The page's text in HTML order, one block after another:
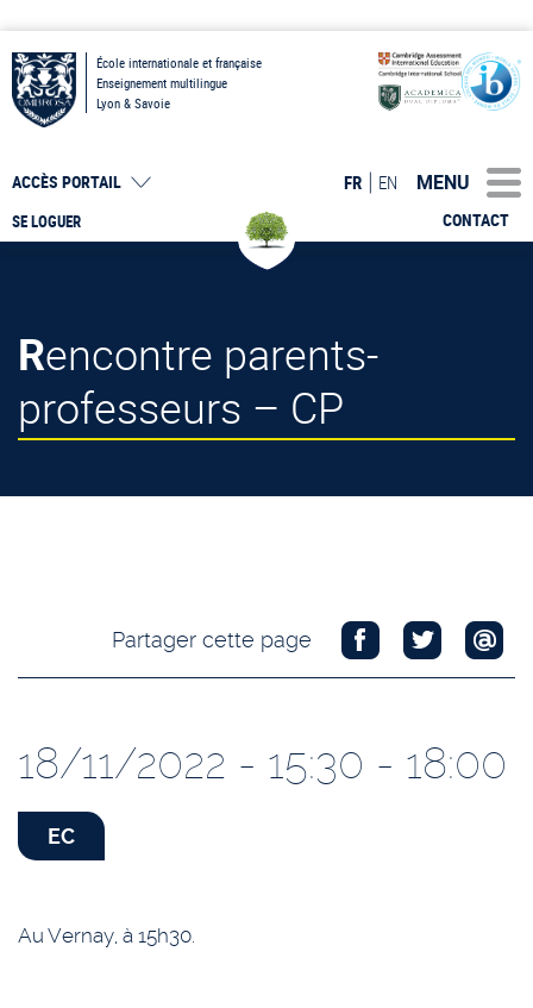
École internationale et française
Enseignement multilingue
Lyon & Savoie
SE LOGUER
ACCÈS PORTAIL
CONTACT
FR EN MENU
Rencontre parents-
professeurs – CP
Partager cette page
18/11/2022 - 15:30 - 18:00
EC
Au Vernay, à 15h30.